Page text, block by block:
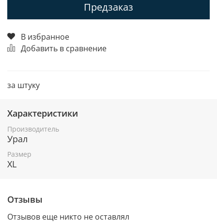
Предзаказ
В избранное
Добавить в сравнение
за штуку
Характеристики
Производитель
Урал
Размер
XL
Отзывы
Отзывов еще никто не оставлял